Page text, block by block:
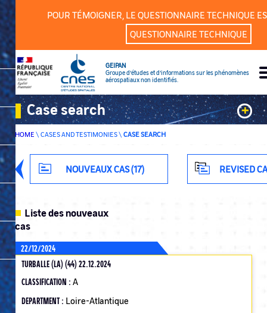
POUR TÉMOIGNER, LE QUESTIONNAIRE TECHNIQUE
QUESTIONNAIRE TECHNIQUE
GEIPAN
Groupe d’études et d’informations sur les phénomènes
aérospatiaux non identifiés.
Case search +
Keywords
Classification
ADVANCED SEARCH
NOUVEAUX CAS (17) REVISED
HOME \ CASES AND TESTIMONIES\ CASE SEARCH
Liste des nouveaux
cas
22/12/2024
TURBALLE (LA) (44) 22.12.2024
CLASSIFICATION : A
DEPARTMENT : Loire-Atlantique